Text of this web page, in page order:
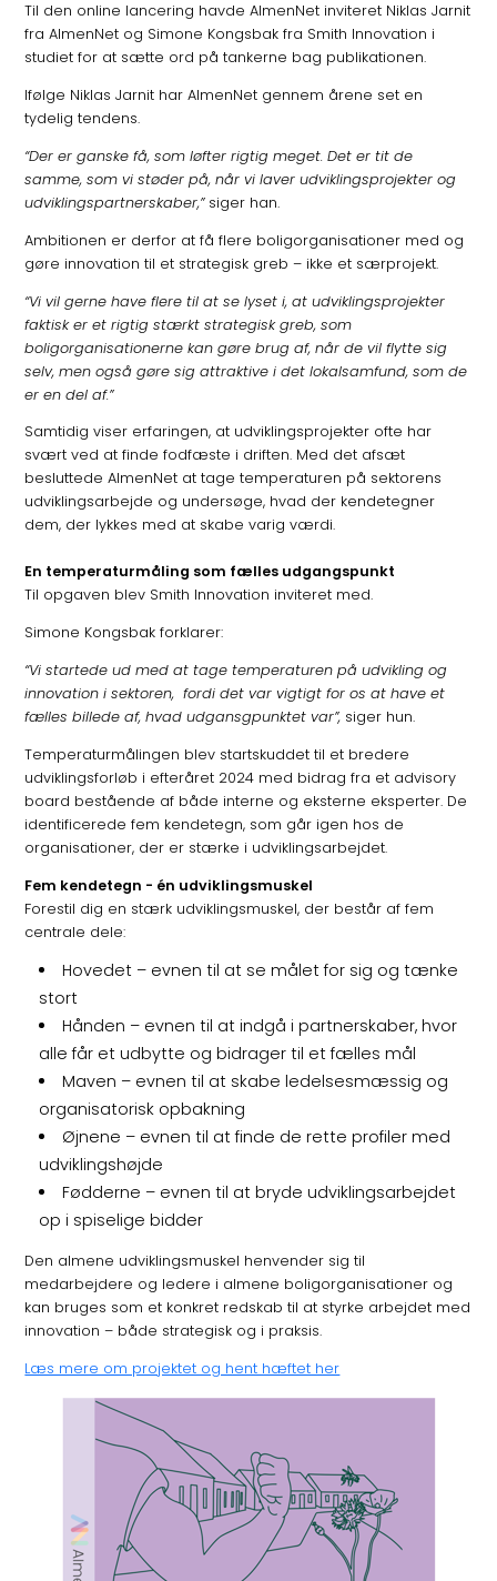
Til den online lancering havde AlmenNet inviteret Niklas Jarnit
fra AlmenNet og Simone Kongsbak fra Smith Innovation i
studiet for at sætte ord på tankerne bag publikationen.
Ifølge Niklas Jarnit har AlmenNet gennem årene set en
tydelig tendens.
“Der er ganske få, som løfter rigtig meget. Det er tit de
samme, som vi støder på, når vi laver udviklingsprojekter og
udviklingspartnerskaber,”siger han.
Ambitionen er derfor at få flere boligorganisationer med og
gøre innovation til et strategisk greb – ikke et særprojekt.
“Vi vil gerne have flere til at se lyset i, at udviklingsprojekter
faktisk er et rigtig stærkt strategisk greb, som
boligorganisationerne kan gøre brug af, når de vil flytte sig
selv, men også gøre sig attraktive i det lokalsamfund, som de
er en del af.”
Samtidig viser erfaringen, at udviklingsprojekter ofte har
svært ved at finde fodfæste i driften. Med det afsæt
besluttede AlmenNet at tage temperaturen på sektorens
udviklingsarbejde og undersøge, hvad der kendetegner
dem, der lykkes med at skabe varig værdi.
En temperaturmåling som fælles udgangspunkt
Til opgaven blev Smith Innovation inviteret med.
Simone Kongsbak forklarer:
“Vi startede ud med at tage temperaturen på udvikling og
innovation i sektoren, fordi det var vigtigt for os at have et
fælles billede af, hvad udgansgpunktet var”, siger hun.
Temperaturmålingen blev startskuddet til et bredere
udviklingsforløb i efteråret 2024 med bidrag fra et advisory
board bestående af både interne og eksterne eksperter. De
identificerede fem kendetegn, som går igen hos de
organisationer, der er stærke i udviklingsarbejdet.
Fem kendetegn - én udviklingsmuskel
Forestil dig en stærk udviklingsmuskel, der består af fem
centrale dele:
Hovedet – evnen til at se målet for sig og tænke
stort
Hånden – evnen til at indgå i partnerskaber, hvor
alle får et udbytte og bidrager til et fælles mål
Maven – evnen til at skabe ledelsesmæssig og
organisatorisk opbakning
Øjnene – evnen til at finde de rette profiler med
udviklingshøjde
Fødderne – evnen til at bryde udviklingsarbejdet
op i spiselige bidder
Den almene udviklingsmuskel henvender sig til
medarbejdere og ledere i almene boligorganisationer og
kan bruges som et konkret redskab til at styrke arbejdet med
innovation – både strategisk og i praksis.
Læs mere om projektet og hent hæftet her